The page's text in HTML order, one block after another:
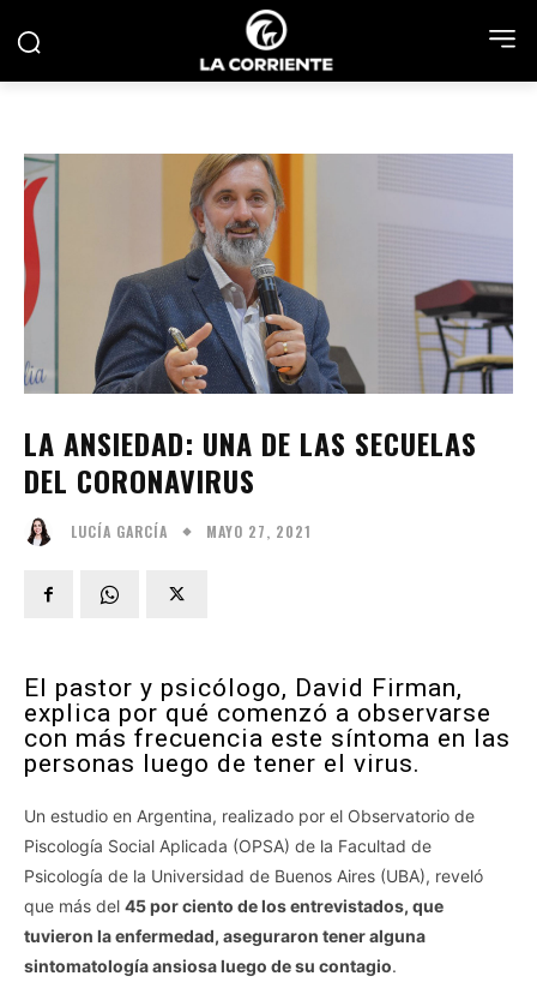
LA ANSIEDAD: UNA DE LAS SECUELAS
DEL CORONAVIRUS
LUCÍA GARCÍA MAYO 27, 2021
El pastor y psicólogo, David Firman,
explica por qué comenzó a observarse
con más frecuencia este síntoma en las
personas luego de tener el virus.
Un estudio en Argentina, realizado por el Observatorio de
Piscología Social Aplicada (OPSA) de la Facultad de
Psicología de la Universidad de Buenos Aires (UBA), reveló
que más del 45 por ciento de los entrevistados, que
tuvieron la enfermedad, aseguraron tener alguna
sintomatología ansiosa luego de su contagio.